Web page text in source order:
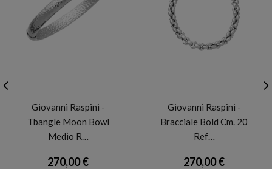
Giovanni Raspini -
Tbangle Moon Bowl
Medio R…
270,00 €
Giovanni Raspini -
Bracciale Bold Cm. 20
Ref…
270,00 €